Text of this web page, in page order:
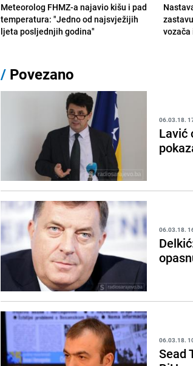
Meteorolog FHMZ-a najavio kišu i pad
temperatura: "Jedno od najsvježijih
ljeta posljednjih godina"
vozača
/ Povezano
06.03.18.
Lavić
06.03.18.
06.03.18.
Sead